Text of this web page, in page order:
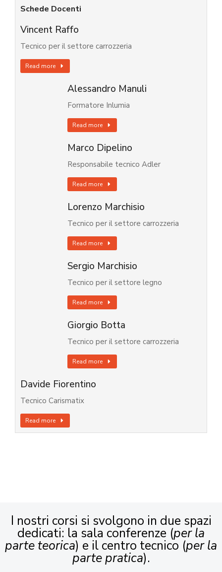
Schede Docenti
Vincent Raffo
Tecnico per il settore carrozzeria
Read more
Alessandro Manuli
Formatore Inlumia
Read more
Marco Dipelino
Responsabile tecnico Adler
Read more
Lorenzo Marchisio
Tecnico per il settore carrozzeria
Read more
Sergio Marchisio
Tecnico per il settore legno
Read more
Giorgio Botta
Tecnico per il settore carrozzeria
Read more
Davide Fiorentino
Tecnico Carismatix
Read more
I nostri corsi si svolgono in due spazi
dedicati: la sala conferenze (per la
parte teorica) e il centro tecnico (per la
parte pratica).